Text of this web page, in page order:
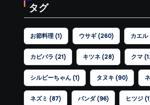
タグ
お節料理 (1) ウサギ(260) カエル
カピバラ (21) キツネ (28) クマ
シルビーちゃん (1) タヌキ (90)
ネズミ (87) パンダ(96) ヒツジ